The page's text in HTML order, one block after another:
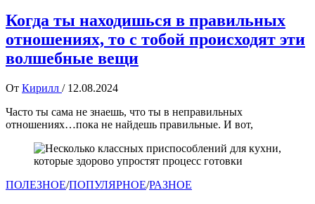
Когда ты находишься в правильных
отношениях, то с тобой происходят эти
волшебные вещи
От Кирилл / 12.08.2024
Часто ты сама не знаешь, что ты в неправильных
отношениях…пока не найдешь правильные. И вот,
ПОЛЕЗНОЕ/ПОПУЛЯРНОЕ/РАЗНОЕ